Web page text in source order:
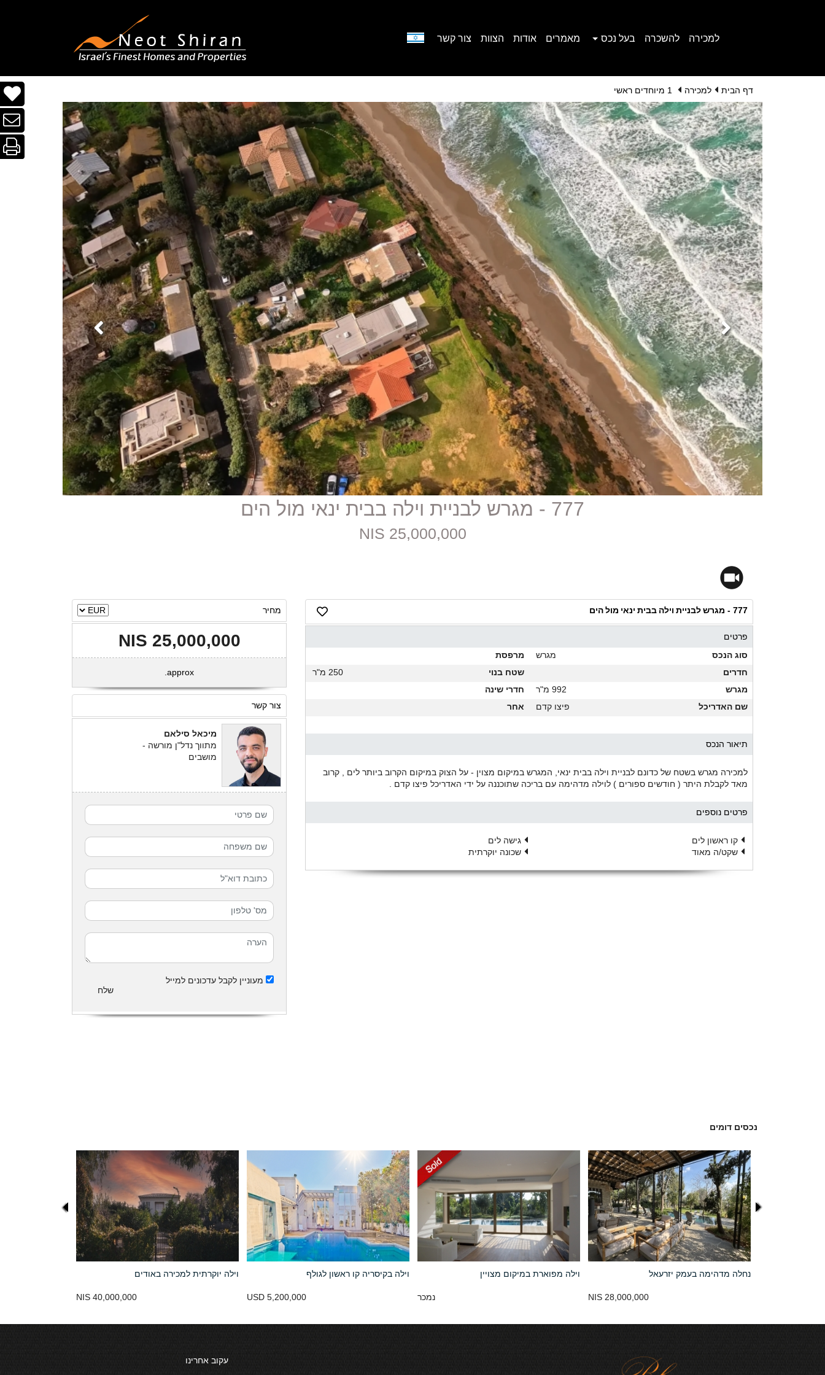
למכירה להשכרה בעל נכס מאמרים אודות הצוות צור קשר
דף הבית למכירה 1 מיוחדים ראשי
777 - מגרש לבניית וילה בבית ינאי מול הים
25,000,000 NIS
777 - מגרש לבניית וילה בבית ינאי מול הים
פרטים
סוג הנכס
מגרש
מרפסת
חדרים
שטח בנוי
250 מ"ר
מגרש
992 מ"ר
חדרי שינה
שם האדריכל
פיצו קדם אחר
תיאור הנכס
למכירה מגרש בשטח של כדונם לבניית וילה בבית ינאי, המגרש במיקום מצוין - על הצוק במיקום הקרוב ביותר לים , קרוב
מאד לקבלת היתר ( חודשים ספורים ) לוילה מדהימה עם בריכה שתוכננה על ידי האדריכל פיצו קדם .
פרטים נוספים
קו ראשון לים
גישה לים
שקט/ה מאוד
שכונה יוקרתית
מחיר
25,000,000 NIS
approx.
צור קשר
מיכאל סילאם
מתווך נדל"ן מורשה -
מושבים
מעוניין לקבל עדכונים למייל
שלח
נכסים דומים
וילה יוקרתית למכירה באודים
40,000,000 NIS
וילה בקיסריה קו ראשון לגולף
USD 5,200,000
וילה מפוארת במיקום מצויין
נמכר
נחלה מדהימה בעמק יזרעאל
28,000,000 NIS
עקוב אחרינו